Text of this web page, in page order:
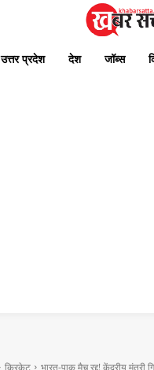
उत्तर प्रदेश देश जॉब्स
क्रिकेट भारत-पाक मैच रद्द! केंद्रीय मंत्री